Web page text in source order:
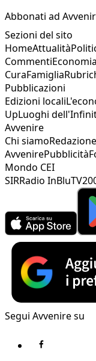
Abbonati ad
Sezioni del sito
HomeAttualità
CommentiEconomia
CuraFamiglia
Pubblicazioni
Edizioni locali
UpLuoghi
Avvenire
Chi siamoRedazione
AvvenirePubblicità
Mondo CEI
SIRRadio InBlu
Segui Avvenire su